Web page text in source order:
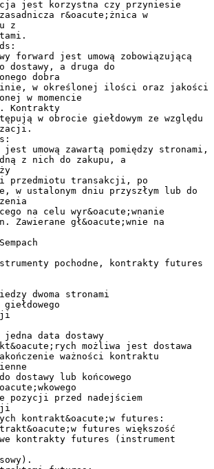
jest korzystna czy przyniesie
r&oacute;żnica w
z
forward jest umową zobowiązującą
dostawy, a druga do
dobra
w określonej ilości oraz jakości
w momencie
Kontrakty
w obrocie giełdowym ze względu
umową zawartą pomiędzy stronami,
z nich do zakupu, a
przedmiotu transakcji, po
w ustalonym dniu przyszłym lub do
na celu wyr&oacute;wnanie
Zawierane gł&oacute;wnie na
pochodne, kontrakty futures
dwoma stronami
jedna data dostawy
możliwa jest dostawa
ważności kontraktu
dostawy lub końcowego
pozycji przed nadejściem
kontrakt&oacute;w futures:
futures większość
kontrakty futures (instrument